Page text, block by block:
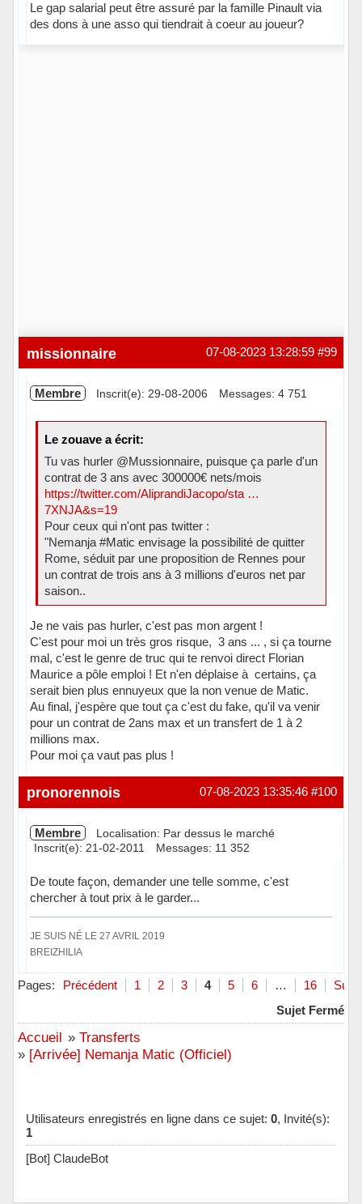
Le gap salarial peut être assuré par la famille Pinault via
des dons à une asso qui tiendrait à coeur au joueur?
#99
07-08-2023 13:28:59
missionnaire
Membre Inscrit(e): 29-08-2006 Messages: 4 751
Le zouave a écrit:
Tu vas hurler @Mussionnaire, puisque ça parle d'un
contrat de 3 ans avec 300000€ nets/mois
https://twitter.com/AliprandiJacopo/sta …
7XNJA&s=19
Pour ceux qui n'ont pas twitter :
"Nemanja #Matic envisage la possibilité de quitter
Rome, séduit par une proposition de Rennes pour
un contrat de trois ans à 3 millions d'euros net par
saison..
Je ne vais pas hurler, c'est pas mon argent !
C'est pour moi un très gros risque, 3 ans ... , si ça tourne
mal, c'est le genre de truc qui te renvoi direct Florian
Maurice a pôle emploi ! Et n'en déplaise à certains, ça
serait bien plus ennuyeux que la non venue de Matic.
Au final, j'espère que tout ça c'est du fake, qu'il va venir
pour un contrat de 2ans max et un transfert de 1 à 2
millions max.
Pour moi ça vaut pas plus !
Hors ligne #100
07-08-2023 13:35:46
pronorennois
Membre
Localisation: Par dessus le marché
Inscrit(e): 21-02-2011
Messages: 11 352
De toute façon, demander une telle somme, c'est
chercher à tout prix à le garder...
JE SUIS NÉ LE 27 AVRIL 2019
BREIZHILIA
Hors ligne
Pages: Précédent 1 2 3 4 5 6 … 16
Sujet Fermé
Accueil » Transferts
» [Arrivée] Nemanja Matic (Officiel)
Utilisateurs enregistrés en ligne dans ce sujet: 0, Invité(s):
1
[Bot] ClaudeBot